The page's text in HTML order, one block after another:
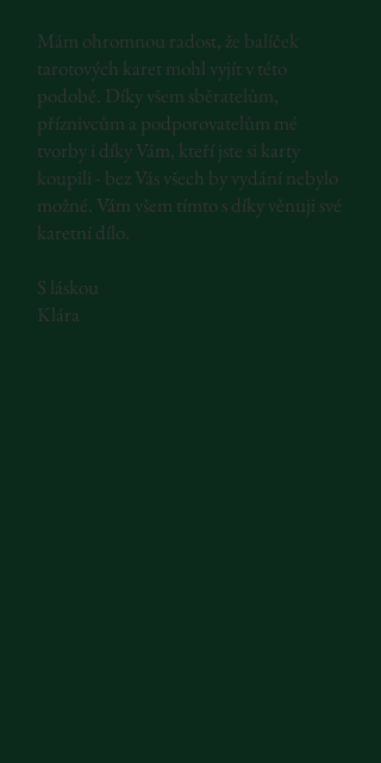
Mám ohromnou radost, že balíček
tarotových karet mohl vyjít v této
podobě. Díky všem sběratelům,
příznivcům a podporovatelům mé
tvorby i díky Vám, kteří jste si karty
koupili - bez Vás všech by vydání nebylo
možné. Vám všem tímto s díky věnuji své
karetní dílo.
S láskou
Klára